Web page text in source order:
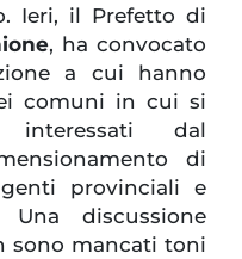
Ieri, il Prefetto di
, ha convocato
a cui hanno
comuni in cui si
dal
di
provinciali e
discussione
sono mancati toni